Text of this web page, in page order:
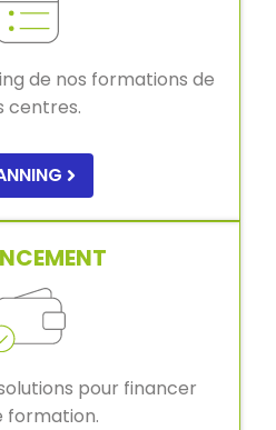
de nos formations de
centres.
pour financer
formation.